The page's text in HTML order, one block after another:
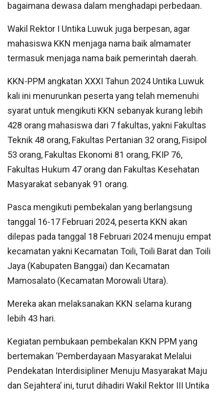
bagaimana dewasa dalam menghadapi perbedaan.
Wakil Rektor I Untika Luwuk juga berpesan, agar
mahasiswa KKN menjaga nama baik almamater
termasuk menjaga nama baik pemerintah daerah.
KKN-PPM angkatan XXXI Tahun 2024 Untika Luwuk
kali ini menurunkan peserta yang telah memenuhi
syarat untuk mengikuti KKN sebanyak kurang lebih
428 orang mahasiswa dari 7 fakultas, yakni Fakultas
Teknik 48 orang, Fakultas Pertanian 32 orang, Fisipol
53 orang, Fakultas Ekonomi 81 orang, FKIP 76,
Fakultas Hukum 47 orang dan Fakultas Kesehatan
Masyarakat sebanyak 91 orang.
Pasca mengikuti pembekalan yang berlangsung
tanggal 16-17 Februari 2024, peserta KKN akan
dilepas pada tanggal 18 Februari 2024 menuju empat
kecamatan yakni Kecamatan Toili, Toili Barat dan Toili
Jaya (Kabupaten Banggai) dan Kecamatan
Mamosalato (Kecamatan Morowali Utara).
Mereka akan melaksanakan KKN selama kurang
lebih 43 hari.
Kegiatan pembukaan pembekalan KKN PPM yang
bertemakan ‘Pemberdayaan Masyarakat Melalui
Pendekatan Interdisipliner Menuju Masyarakat Maju
dan Sejahtera’ ini, turut dihadiri Wakil Rektor III Untika